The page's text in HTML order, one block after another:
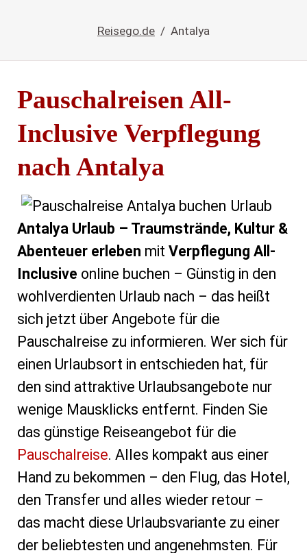
Reisego.de Antalya
Pauschalreisen All-
Inclusive Verpflegung
nach Antalya
Urlaub
Antalya Urlaub – Traumstrände, Kultur &
Abenteuer erleben mit Verpflegung All-
Inclusive online buchen – Günstig in den
wohlverdienten Urlaub nach – das heißt
sich jetzt über Angebote für die
Pauschalreise zu informieren. Wer sich für
einen Urlaubsort in entschieden hat, für
den sind attraktive Urlaubsangebote nur
wenige Mausklicks entfernt. Finden Sie
das günstige Reiseangebot für die
Pauschalreise. Alles kompakt aus einer
Hand zu bekommen – den Flug, das Hotel,
den Transfer und alles wieder retour –
das macht diese Urlaubsvariante zu einer
der beliebtesten und angenehmsten. Für